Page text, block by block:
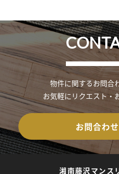
物件に関するお問合
お気軽にリクエスト・
お問合わ
湘南藤沢マンス